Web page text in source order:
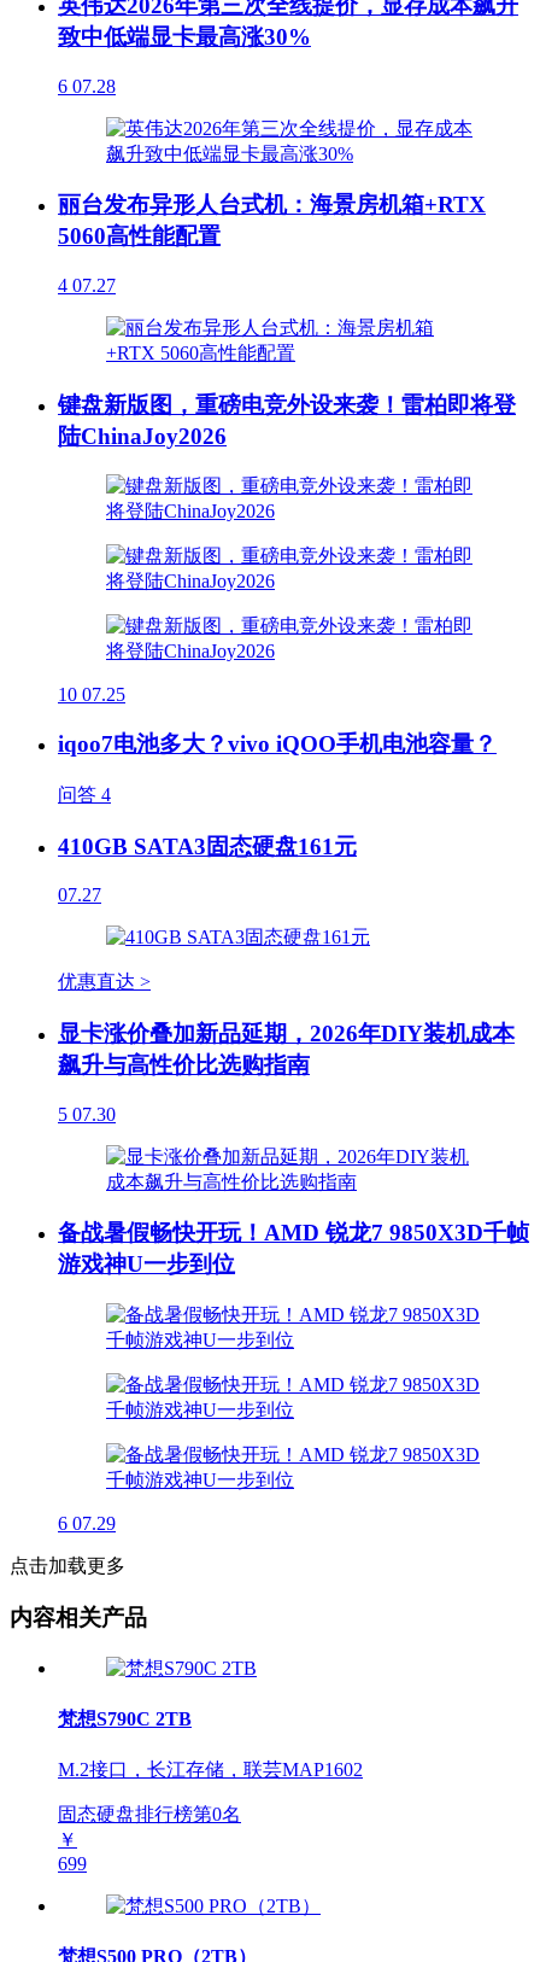
英伟达2026年第三次全线提价，显存成本飙升
致中低端显卡最高涨30%
6 07.28
丽台发布异形人台式机：海景房机箱+RTX
5060高性能配置
4 07.27
键盘新版图，重磅电竞外设来袭！雷柏即将登
陆ChinaJoy2026
10 07.25
iqoo7电池多大？vivo iQOO手机电池容量？
问答 4
410GB SATA3固态硬盘161元
07.27
优惠直达 >
显卡涨价叠加新品延期，2026年DIY装机成本
飙升与高性价比选购指南
5 07.30
备战暑假畅快开玩！AMD 锐龙7 9850X3D千帧
游戏神U一步到位
6 07.29
点击加载更多
内容相关产品
梵想S790C 2TB
M.2接口，长江存储，联芸MAP1602
固态硬盘排行榜第0名
￥
699
梵想S500 PRO（2TB）